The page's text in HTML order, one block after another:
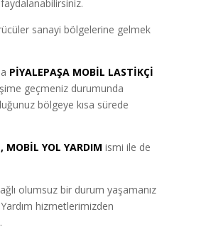
sanayi bölgelerine gelmek
PİYALEPAŞA MOBİL LASTİKÇİ
geçmeniz durumunda
bölgeye kısa sürede
MOBİL YOL YARDIM ismi ile de
olumsuz bir durum yaşamanız
hizmetlerimizden